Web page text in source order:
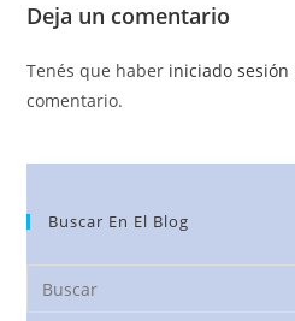
Deja un comentario
Tenés que haber iniciado sesión
comentario.
Buscar En El Blog